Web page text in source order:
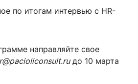
по итогам интервью с HR-
направляйте свое
до 10 марта